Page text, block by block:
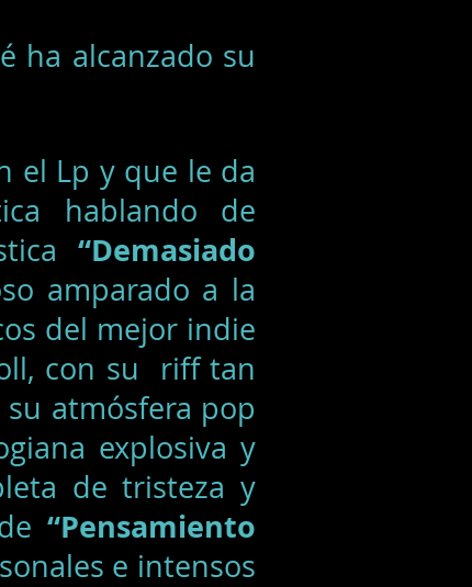
ha alcanzado su
el Lp y que le da
hablando de
“Demasiado
amparado a la
del mejor indie
con su riff tan
su atmósfera pop
explosiva y
de tristeza y
“Pensamiento
e intensos